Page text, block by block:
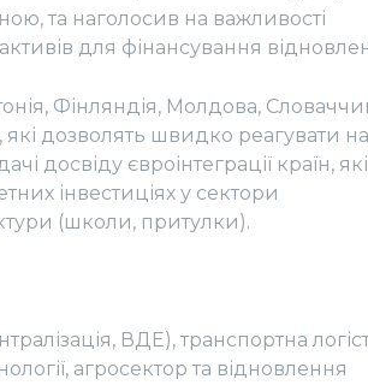
та наголосив на важливості
для фінансування
Фінляндія, Молдова,
які дозволять швидко реагувати на
досвіду євроінтеграції країн, які
інвестиціях у сектори
(школи, притулки).
ВДЕ), транспортна
агросектор та відновлення